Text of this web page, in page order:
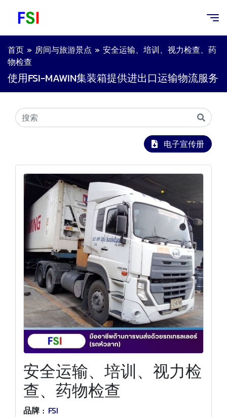
首页 » 房间与旅游景点 » 安全运输、培训、视力检查、药
物检查
使用FSI-MAWIN集装箱提供进出口运输物流服务
电子宣传册
安全运输、培训、视力检
查、药物检查
品牌 : FSI